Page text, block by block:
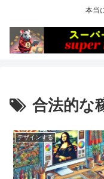
本当
合法的な
デザインする